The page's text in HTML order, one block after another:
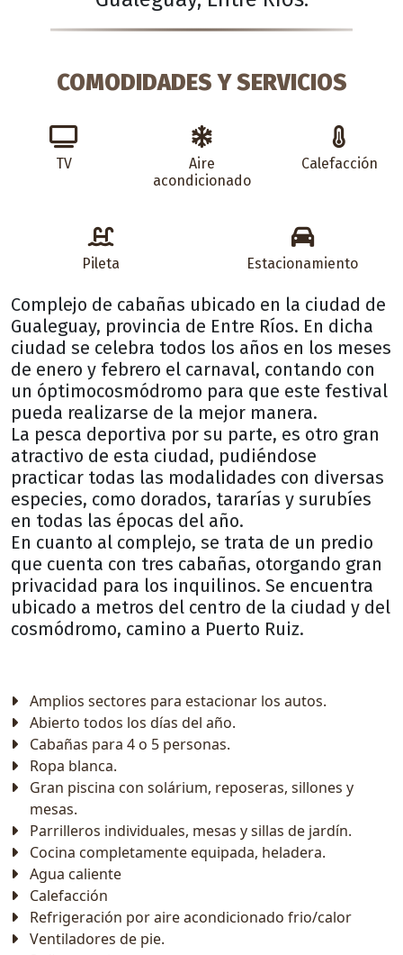
COMODIDADES Y SERVICIOS
TV
Aire
acondicionado
Calefacción
Pileta Estacionamiento
Complejo de cabañas ubicado en la ciudad de
Gualeguay, provincia de Entre Ríos. En dicha
ciudad se celebra todos los años en los meses
de enero y febrero el carnaval, contando con
un óptimocosmódromo para que este festival
pueda realizarse de la mejor manera.
La pesca deportiva por su parte, es otro gran
atractivo de esta ciudad, pudiéndose
practicar todas las modalidades con diversas
especies, como dorados, tararías y surubíes
en todas las épocas del año.
En cuanto al complejo, se trata de un predio
que cuenta con tres cabañas, otorgando gran
privacidad para los inquilinos. Se encuentra
ubicado a metros del centro de la ciudad y del
cosmódromo, camino a Puerto Ruiz.
Amplios sectores para estacionar los autos.
Abierto todos los días del año.
Cabañas para 4 o 5 personas.
Ropa blanca.
Gran piscina con solárium, reposeras, sillones y
mesas.
Parrilleros individuales, mesas y sillas de jardín.
Cocina completamente equipada, heladera.
Agua caliente
Calefacción
Refrigeración por aire acondicionado frio/calor
Ventiladores de pie.